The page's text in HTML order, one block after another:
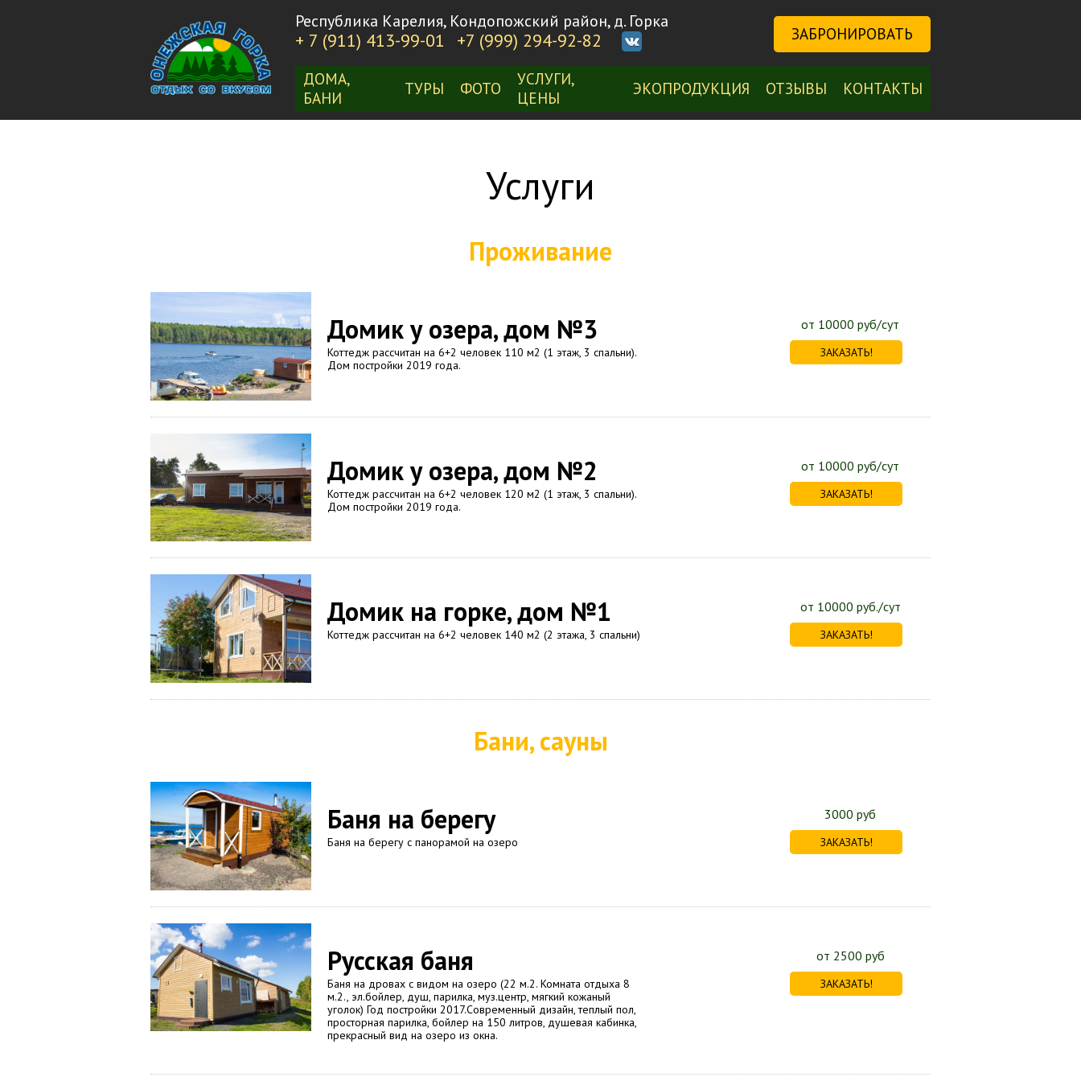
Республика Карелия, Кондопожский район, д. Горка
+ 7 (911) 413-99-01 +7 (999) 294-92-82 ЗАБРОНИРОВАТЬ
ДОМА,
БАНИ
ТУРЫ ФОТО
УСЛУГИ,
ЦЕНЫ
ЭКОПРОДУКЦИЯ ОТЗЫВЫ КОНТАКТЫ
Услуги
Проживание
Домик у озера, дом №3
Коттедж рассчитан на 6+2 человек 110 м2 (1 этаж, 3 спальни).
Дом постройки 2019 года.
от 10000 руб/сут
ЗАКАЗАТЬ!
Домик у озера, дом №2
Коттедж рассчитан на 6+2 человек 120 м2 (1 этаж, 3 спальни).
Дом постройки 2019 года.
от 10000 руб/сут
ЗАКАЗАТЬ!
Домик на горке, дом №1
Коттедж рассчитан на 6+2 человек 140 м2 (2 этажа, 3 спальни)
от 10000 руб./сут
ЗАКАЗАТЬ!
Бани, сауны
Баня на берегу
Баня на берегу с панорамой на озеро
3000 руб
ЗАКАЗАТЬ!
Русская баня
Баня на дровах с видом на озеро (22 м.2. Комната отдыха 8
м.2., эл.бойлер, душ, парилка, муз.центр, мягкий кожаный
уголок) Год постройки 2017.Современный дизайн, теплый пол,
просторная парилка, бойлер на 150 литров, душевая кабинка,
прекрасный вид на озеро из окна.
от 2500 руб
ЗАКАЗАТЬ!